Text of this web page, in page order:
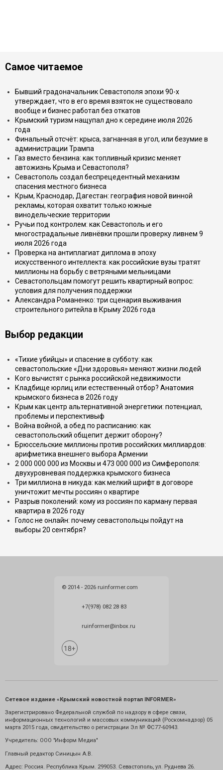
Самое читаемое
Бывший градоначальник Севастополя эпохи 90-х
утверждает, что в его время взяток не существовало
вообще и бизнес работал без откатов
Крымский туризм нащупал дно к середине июля 2026
года
Финальный отсчёт: крыса, загнанная в угол, или безумие в
администрации Трампа
Газ вместо бензина: как топливный кризис меняет
автожизнь Крыма и Севастополя?
Севастополь создал беспрецедентный механизм
спасения местного бизнеса
Крым, Краснодар, Дагестан: география новой винной
рекламы, которая охватит только южные
винодельческие территории
Ручьи под контролем: как Севастополь и его
многострадальные ливнёвки прошли проверку ливнем 9
июля 2026 года
Проверка на антиплагиат диплома в эпоху
искусственного интеллекта: как российские вузы тратят
миллионы на борьбу с ветряными мельницами
Севастопольцам помогут решить квартирный вопрос:
условия для получения поддержки
Александра Романенко: три сценария выживания
строительного ритейла в Крыму 2026 года
Выбор редакции
«Тихие убийцы» и спасение в субботу: как
севастопольские «Дни здоровья» меняют жизни людей
Кого вычистят с рынка российской недвижимости
Кладбище юрлиц или естественный отбор? Анатомия
крымского бизнеса в 2026 году
Крым как центр альтернативной энергетики: потенциал,
проблемы и перспективыф
Война войной, а обед по расписанию: как
севастопольский общепит держит оборону?
Брюссельские миллионы против российских миллиардов:
арифметика внешнего выбора Армении
2 000 000 000 из Москвы и 473 000 000 из Симферополя:
двухуровневая поддержка крымского бизнеса
Три миллиона в никуда: как мелкий шрифт в договоре
уничтожит мечты россиян о квартире
Разрыв поколений: кому из россиян по карману первая
квартира в 2026 году
Голос не онлайн: почему севастопольцы пойдут на
выборы 20 сентября?
© 2014 - 2026 ruinformer.com
+7(978) 082 28 83
ruinformer@inbox.ru
Сетевое издание «Крымский новостной портал INFORMER»
Зарегистрировано Федеральной службой по надзору в сфере связи,
информационных технологий и массовых коммуникаций (Роскомнадзор) 05
марта 2015 года, свидетельство о регистрации Эл № ФС77-60943.
Учредитель: ООО "Информ Медиа"
Главный редактор Синицын А.В.
Адрес: Россия. Республика Крым. 299053. Севастополь, ул. Руднева 26.